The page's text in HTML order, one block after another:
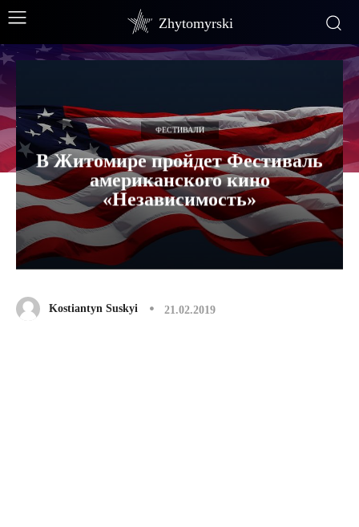
Zhytomyrski
ФЕСТИВАЛИ
В Житомире пройдет Фестиваль
американского кино
«Независимость»
Kostiantyn Suskyi 21.02.2019